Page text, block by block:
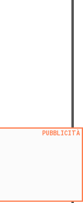
PUBBLICITÀ